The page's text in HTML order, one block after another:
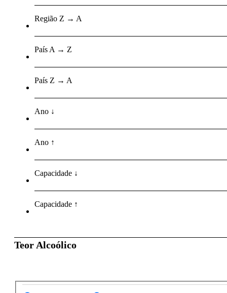
Região Z → A
País A → Z
País Z → A
Ano ↓
Ano ↑
Capacidade ↓
Capacidade ↑
Teor Alcoólico